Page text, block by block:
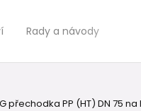
Rady a návody
přechodka PP (HT) DN 75